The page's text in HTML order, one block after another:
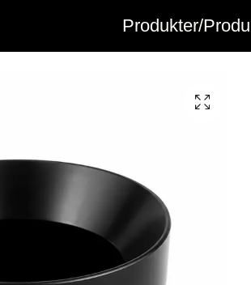
Produkter/